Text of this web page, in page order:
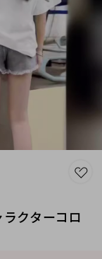
クターコロ